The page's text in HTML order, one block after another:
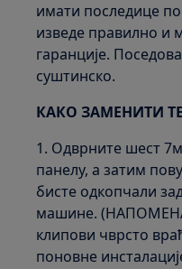
имати последице
изведе правилно и
гаранције.
суштинско.
КАКО ЗАМЕНИТИ
1. Одврните шест
панелу, а затим
бисте одкопчали
машине.
клипови чврсто
поновне